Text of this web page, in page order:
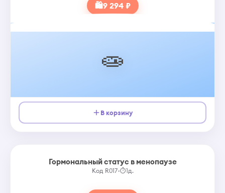
🛍9 294 ₽
🧫
В корзину
Гормональный статус в менопаузе
Код R017•⏱1д.